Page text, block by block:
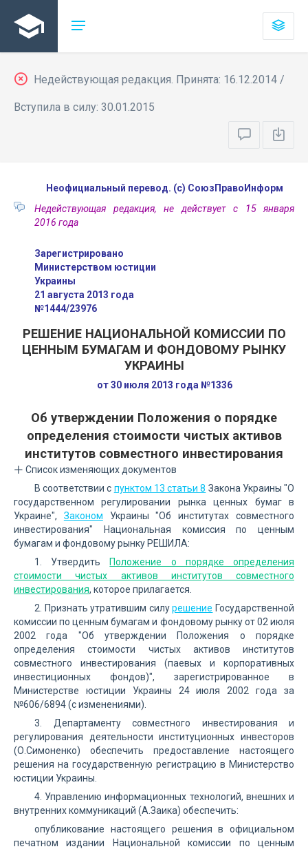
Недействующая редакция. Принята: 16.12.2014 /
Вступила в силу: 30.01.2015
Неофициальный перевод. (с) СоюзПравоИнформ
Недействующая редакция, не действует с 15 января
2016 года
Зарегистрировано
Министерством юстиции
Украины
21 августа 2013 года
№1444/23976
РЕШЕНИЕ НАЦИОНАЛЬНОЙ КОМИССИИ ПО
ЦЕННЫМ БУМАГАМ И ФОНДОВОМУ РЫНКУ
УКРАИНЫ
от 30 июля 2013 года №1336
Об утверждении Положения о порядке
определения стоимости чистых активов
институтов совместного инвестирования
Список изменяющих документов
В соответствии с пунктом 13 статьи 8 Закона Украины "О
государственном регулировании рынка ценных бумаг в
Украине", Законом Украины "Об институтах совместного
инвестирования" Национальная комиссия по ценным
бумагам и фондовому рынку РЕШИЛА:
1. Утвердить Положение о порядке определения
стоимости чистых активов институтов совместного
инвестирования, которое прилагается.
2. Признать утратившим силурешение Государственной
комиссии по ценным бумагам и фондовому рынку от 02 июля
2002 года "Об утверждении Положения о порядке
определения стоимости чистых активов институтов
совместного инвестирования (паевых и корпоративных
инвестиционных фондов)", зарегистрированное в
Министерстве юстиции Украины 24 июля 2002 года за
№606/6894 (с изменениями).
3. Департаменту совместного инвестирования и
регулирования деятельности институционных инвесторов
(О.Симоненко) обеспечить предоставление настоящего
решения на государственную регистрацию в Министерство
юстиции Украины.
4. Управлению информационных технологий, внешних и
внутренних коммуникаций (А.Заика) обеспечить:
опубликование настоящего решения в официальном
печатном издании Национальной комиссии по ценным